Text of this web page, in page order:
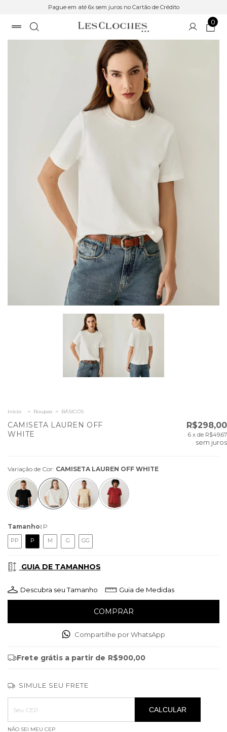
Pague em até 6x sem juros no Cartão de Crédito
0
Início > Roupas > BÁSICOS
CAMISETA LAUREN OFF
WHITE
R$298,00
6 x de R$49,67
sem juros
Variação de Cor: CAMISETA LAUREN OFF WHITE
Tamanho: P
PP P M G GG
GUIA DE TAMANHOS
Descubra seu Tamanho Guia de Medidas
Compartilhe por WhatsApp
Frete grátis a partir de R$900,00
SIMULE SEU FRETE
Entregas para o CEP:
ALTERAR CEP
CALCULAR
NÃO SEI MEU CEP